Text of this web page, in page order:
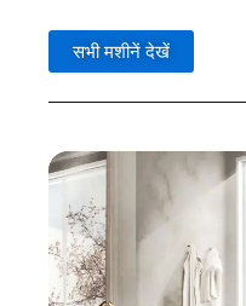
सभी मशीनें देखें